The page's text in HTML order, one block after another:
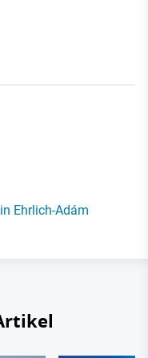
Ehrlich-Adám